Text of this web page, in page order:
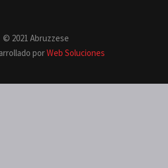
© 2021 Abruzzese
porWeb Soluciones